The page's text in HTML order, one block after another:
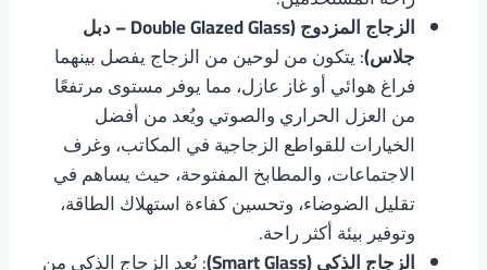
الزجاج المزدوج (Double Glazed Glass – دبل
جلاس): يتكون من لوحين من الزجاج يفصل بينهما
فراغ هوائي أو غاز عازل، مما يوفر مستوى مرتفعًا
من العزل الحراري والصوتي ويُعد من أفضل
الخيارات للقواطع الزجاجية في المكاتب، وغرف
الاجتماعات، والمطابخ المفتوحة، حيث يساهم في
تقليل الضوضاء، وتحسين كفاءة استهلاك الطاقة،
وتوفير بيئة أكثر راحة.
الزجاج الذكي (Smart Glass)
: يُعد الزجاج الذكي من